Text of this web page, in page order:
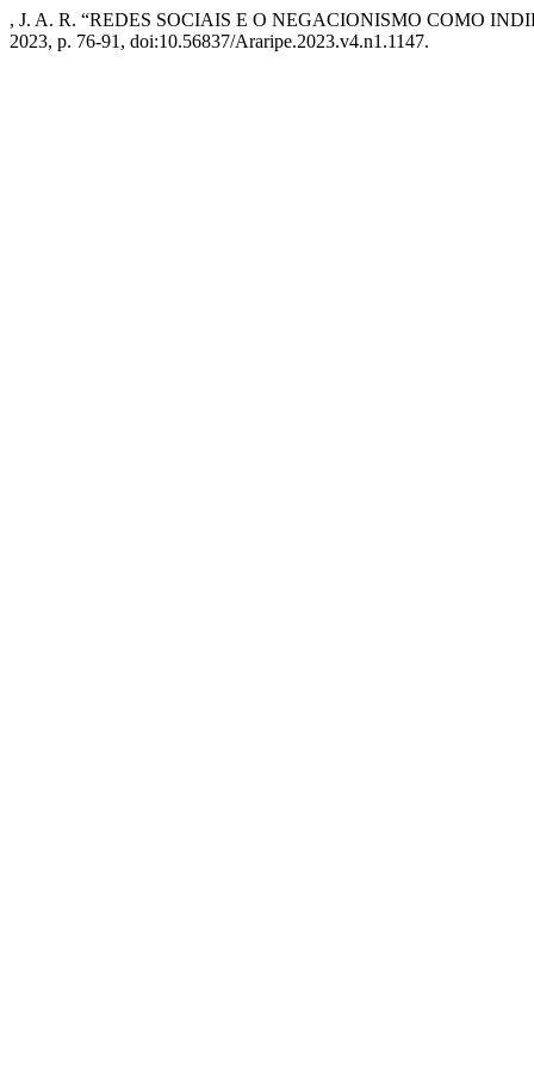
, J. A. R. “REDES SOCIAIS E O NEGACIONISMO COMO
2023, p. 76-91, doi:10.56837/Araripe.2023.v4.n1.1147.